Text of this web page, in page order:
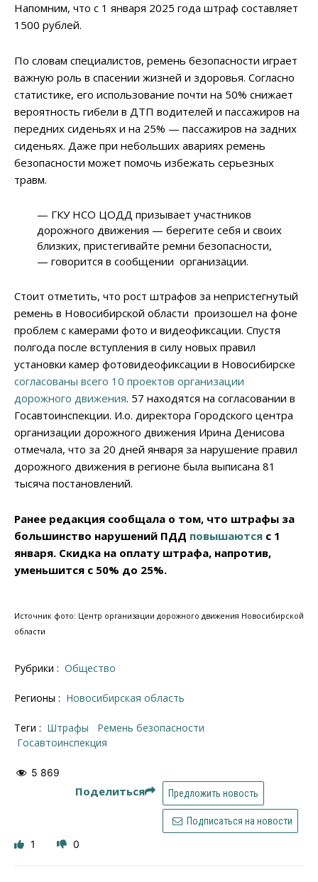
Напомним, что с 1 января 2025 года штраф составляет
1500 рублей.
По словам специалистов, ремень безопасности играет
важную роль в спасении жизней и здоровья. Согласно
статистике, его использование почти на 50% снижает
вероятность гибели в ДТП водителей и пассажиров на
передних сиденьях и на 25% — пассажиров на задних
сиденьях. Даже при небольших авариях ремень
безопасности может помочь избежать серьезных
травм.
— ГКУ НСО ЦОДД призывает участников
дорожного движения — берегите себя и своих
близких, пристегивайте ремни безопасности,
— говорится в сообщении организации.
Стоит отметить, что рост штрафов за непристегнутый
ремень в Новосибирской области произошел на фоне
проблем с камерами фото и видеофиксации. Спустя
полгода после вступления в силу новых правил
установки камер фотовидеофиксации в Новосибирске
согласованы всего 10 проектов организации
дорожного движения. 57 находятся на согласовании в
Госавтоинспекции. И.о. директора Городского центра
организации дорожного движения Ирина Денисова
отмечала, что за 20 дней января за нарушение правил
дорожного движения в регионе была выписана 81
тысяча постановлений.
Ранее редакция сообщала о том, что штрафы за
большинство нарушений ПДД повышаются с 1
января. Скидка на оплату штрафа, напротив,
уменьшится с 50% до 25%.
Источник фото: Центр организации дорожного движения Новосибирской
области
Рубрики : Общество
Регионы : Новосибирская область
Теги : штрафы
ремень безопасности
Госавтоинспекция
5 869
Поделиться Предложить новость
Подписаться на новости
1 0